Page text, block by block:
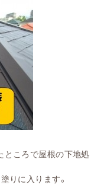
で屋根の下地処
入ります。